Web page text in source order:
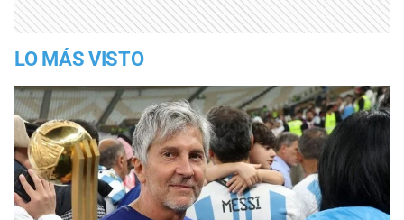
LO MÁS VISTO